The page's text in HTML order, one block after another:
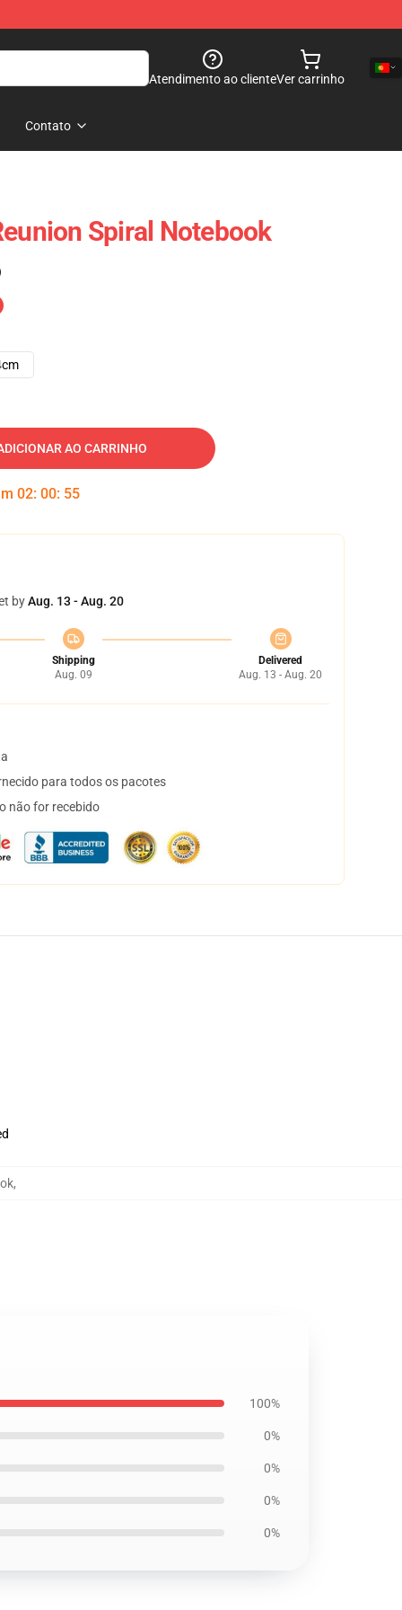
Atendimento ao clienteVer carrinho
Contato
Spiral Notebook
AO CARRINHO
02: 00: 55
byAug. 13 - Aug. 20
Shipping
Aug. 09
Delivered
Aug. 13 - Aug. 20
para todos os pacotes
não for recebido
,
100%
0%
0%
0%
0%